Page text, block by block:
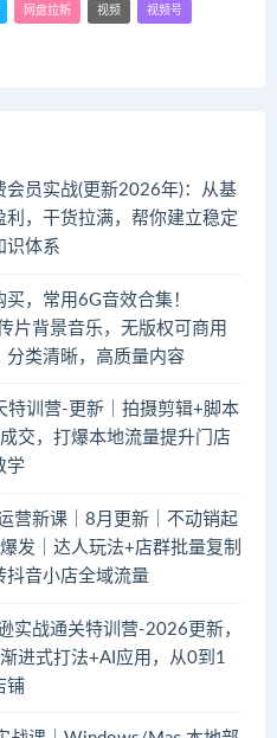
网盘拉新 视频 视频号
会员实战(更新2026年)：从基
利，干货拉满，帮你建立稳定
识体系
，常用6G音效合集！
片背景音乐，无版权可商用
分类清晰，高质量内容
特训营-更新｜拍摄剪辑+脚本
交，打爆本地流量提升门店
学
营新课｜8月更新｜不动销起
发｜达人玩法+店群批量复制
抖音小店全域流量
实战通关特训营-2026更新，
进式打法+AI应用，从0到1
铺